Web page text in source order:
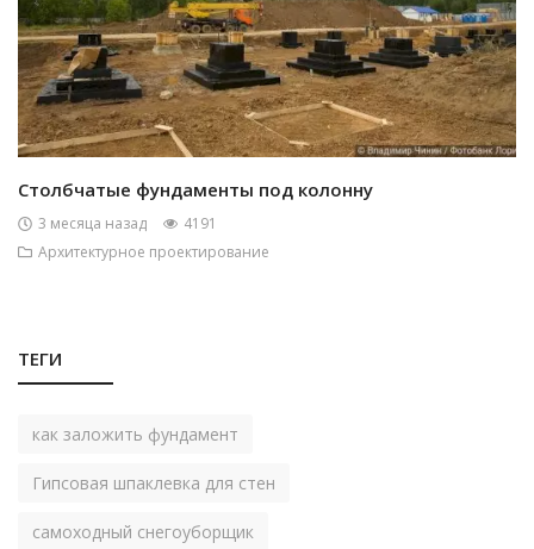
Столбчатые фундаменты под колонну
3 месяца назад
4191
Архитектурное проектирование
ТЕГИ
как заложить фундамент
Гипсовая шпаклевка для стен
самоходный снегоуборщик